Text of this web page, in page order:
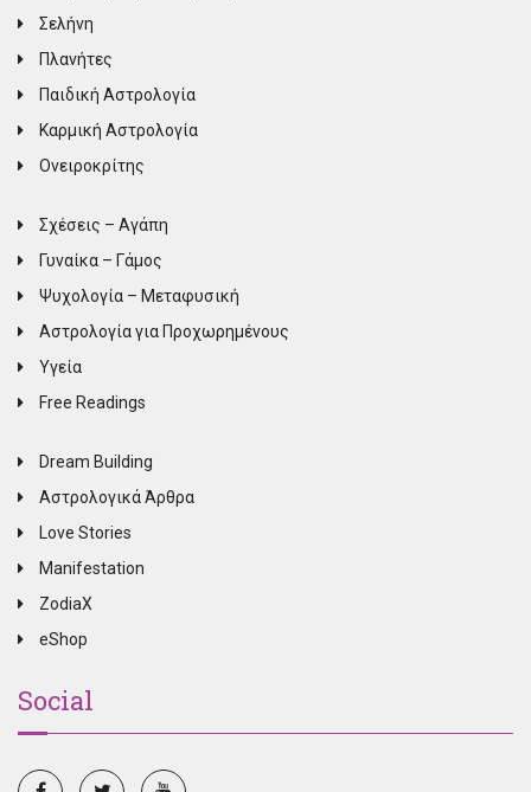
Σελήνη
Πλανήτες
Παιδική Αστρολογία
Καρμική Αστρολογία
Ονειροκρίτης
Σχέσεις – Αγάπη
Γυναίκα – Γάμος
Ψυχολογία – Μεταφυσική
Αστρολογία για Προχωρημένους
Υγεία
Free Readings
Dream Building
Αστρολογικά Άρθρα
Love Stories
Manifestation
ZodiaX
eShop
Social